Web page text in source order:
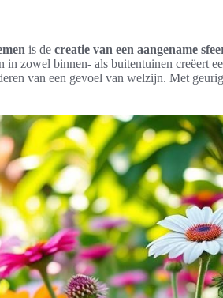
is de creatie van een aangename
zowel binnen- als buitentuinen creëert
van een gevoel van welzijn. Met